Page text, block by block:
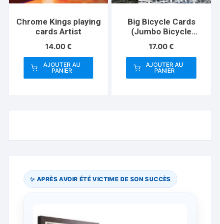
du
produit
Chrome Kings playing
cards Artist
14.00€
AJOUTER AU
PANIER
Big Bicycle Cards
(Jumbo Bicycle
17.00€
AJOUTER AU
PANIER
✨ APRÈS AVOIR ÉTÉ VICTIME DE SON SUCCÈS